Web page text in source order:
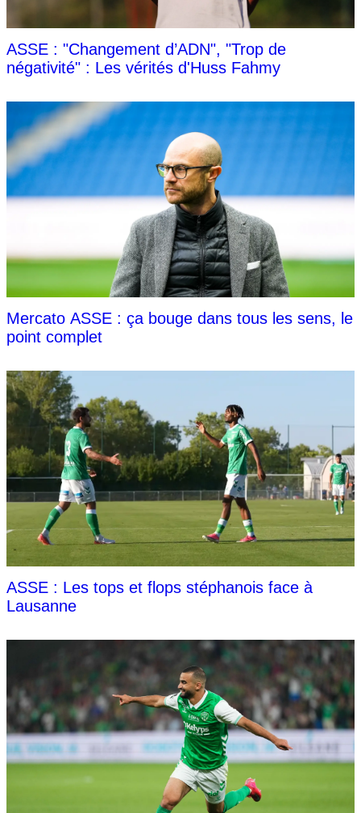
ASSE : "Changement d’ADN", "Trop de
négativité" : Les vérités d'Huss Fahmy
Mercato ASSE : ça bouge dans tous les sens, le
point complet
ASSE : Les tops et flops stéphanois face à
Lausanne